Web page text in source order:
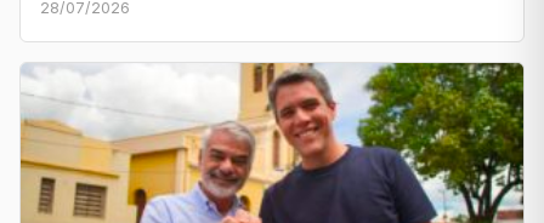
28/07/2026